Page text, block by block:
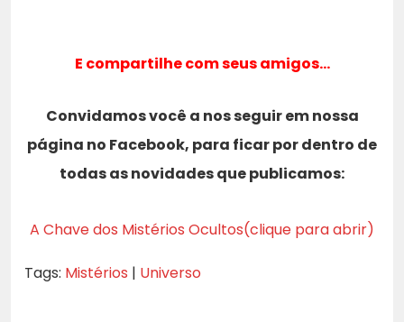
E compartilhe com seus amigos…
Convidamos você a nos seguir em nossa
página no Facebook, para ficar por dentro de
todas as novidades que publicamos:
A Chave dos Mistérios Ocultos(clique para abrir)
Tags: Mistérios | Universo